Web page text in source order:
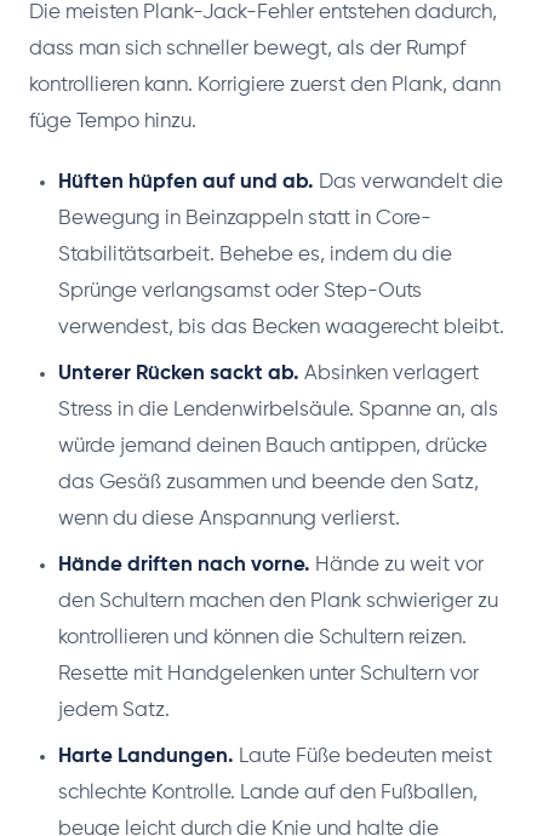
Die meisten Plank-Jack-Fehler entstehen dadurch,
dass man sich schneller bewegt, als der Rumpf
kontrollieren kann. Korrigiere zuerst den Plank, dann
füge Tempo hinzu.
Hüften hüpfen auf und ab. Das verwandelt die
Bewegung in Beinzappeln statt in Core-
Stabilitätsarbeit. Behebe es, indem du die
Sprünge verlangsamst oder Step-Outs
verwendest, bis das Becken waagerecht bleibt.
Unterer Rücken sackt ab. Absinken verlagert
Stress in die Lendenwirbelsäule. Spanne an, als
würde jemand deinen Bauch antippen, drücke
das Gesäß zusammen und beende den Satz,
wenn du diese Anspannung verlierst.
Hände driften nach vorne. Hände zu weit vor
den Schultern machen den Plank schwieriger zu
kontrollieren und können die Schultern reizen.
Resette mit Handgelenken unter Schultern vor
jedem Satz.
Harte Landungen. Laute Füße bedeuten meist
schlechte Kontrolle. Lande auf den Fußballen,
beuge leicht durch die Knie und halte die